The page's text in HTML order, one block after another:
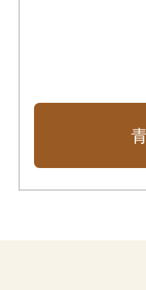
【市営バス